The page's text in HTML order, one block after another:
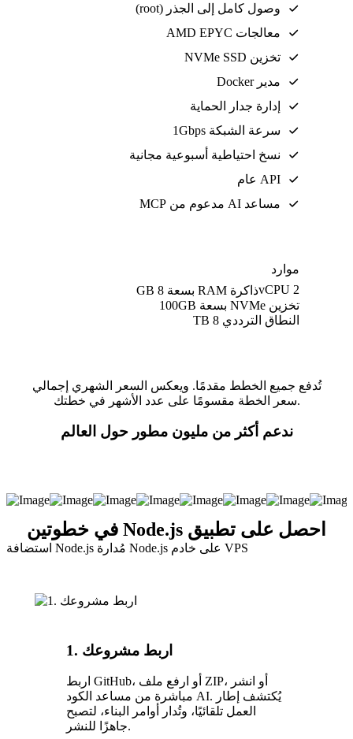
وصول كامل إلى الجذر (root)
معالجات AMD EPYC
تخزين NVMe SSD
مدير Docker
إدارة جدار الحماية
سرعة الشبكة 1Gbps
نسخ احتياطية أسبوعية مجانية
API عام
مساعد AI مدعوم من MCP
موارد
2 vCPU
ذاكرة RAM بسعة 8 GB
تخزين NVMe بسعة 100GB
النطاق الترددي 8 TB
تُدفع جميع الخطط مقدمًا. ويعكس السعر الشهري إجمالي
سعر الخطة مقسومًا على عدد الأشهر في خطتك.
ندعم أكثر من مليون مطور حول العالم
احصل على تطبيق Node.js في خطوتين
Node.js على خادم VPS
1. اربط مشروعك
اربط GitHub، أو ارفع ملف ZIP، أو انشر
مباشرة من مساعد الكود AI. يُكتشف إطار
العمل تلقائيًا، وتُدار أوامر البناء، لتصبح
جاهزًا للنشر.